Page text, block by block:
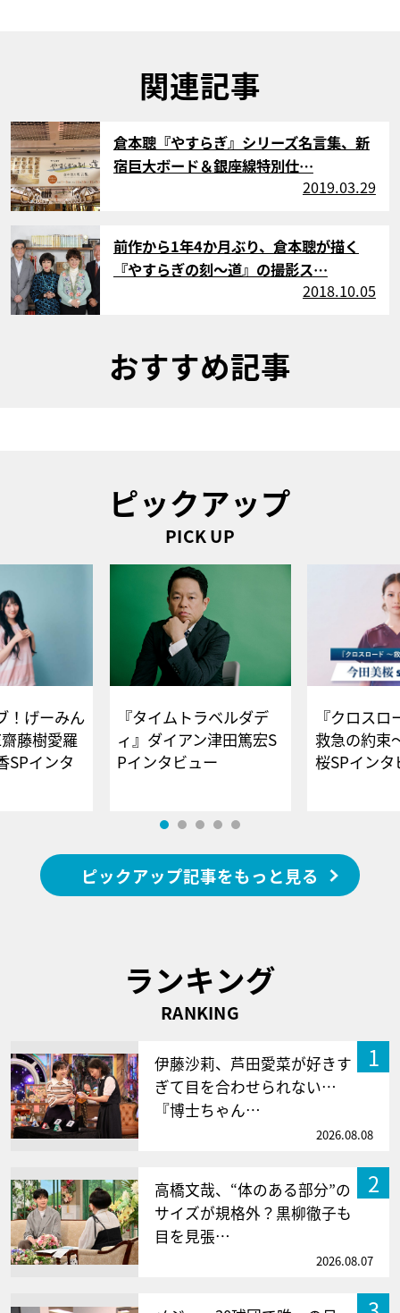
関連記事
サムネイル
倉本聰『やすらぎ』シリーズ名言集、新
宿巨大ボード＆銀座線特別仕…
2019.03.29
サムネイル
前作から1年4か月ぶり、倉本聰が描く
『やすらぎの刻～道』の撮影ス…
2018.10.05
おすすめ記事
ピックアップ
PICK UP
！げーみん
藤樹愛羅
SPインタ
『タイムトラベルダデ
ィ』ダイアン津田篤宏S
Pインタビュー
『クロス
救急の約束
桜SPイ
ピックアップ記事をもっと見る
ランキング
RANKING
1
伊藤沙莉、芦田愛菜が好きす
ぎて目を合わせられない…
『博士ちゃん…
2026.08.08
2
高橋文哉、“体のある部分”の
サイズが規格外？黒柳徹子も
目を見張…
2026.08.07